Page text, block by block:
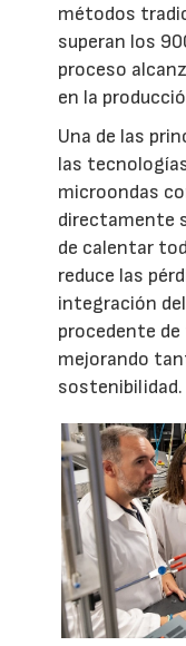
métodos
superan los
proceso
en la
Una de las
las
microondas
directamente
de calentar
reduce las
integración
procedente
mejorando
sostenibilidad.